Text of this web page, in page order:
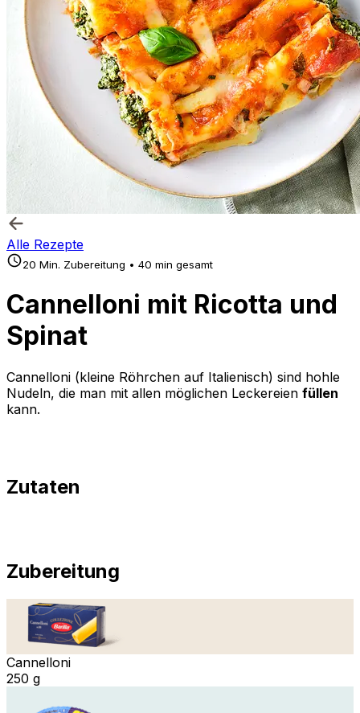
Alle Rezepte
20 Min. Zubereitung • 40 min gesamt
Cannelloni mit Ricotta und
Spinat
Cannelloni (kleine Röhrchen auf Italienisch) sind hohle
Nudeln, die man mit allen möglichen Leckereien füllen
kann.
Zutaten
Zubereitung
Cannelloni
250 g